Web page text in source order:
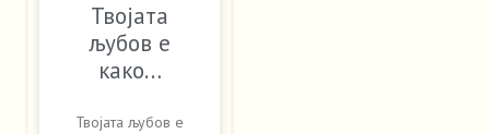
Твојата
љубов е
како…
Твојата љубов е